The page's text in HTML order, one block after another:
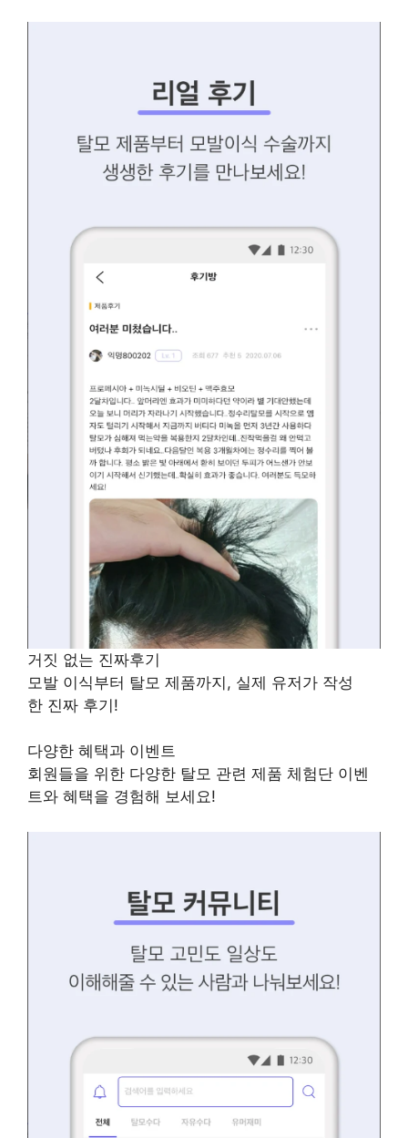
거짓 없는 진짜후기
모발 이식부터 탈모 제품까지, 실제 유저가 작성
한 진짜 후기!
다양한 혜택과 이벤트
회원들을 위한 다양한 탈모 관련 제품 체험단 이벤
트와 혜택을 경험해 보세요!